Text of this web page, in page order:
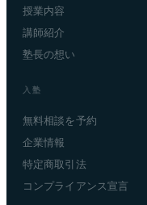
授業内容
講師紹介
塾長の想い
入塾
無料相談を予約
企業情報
特定商取引法
コンプライアンス宣言